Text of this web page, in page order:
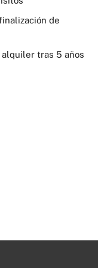
de
alquiler tras 5 años